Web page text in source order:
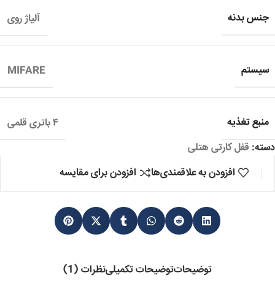
جنس بدنه آلیاژ روی
سیستم MIFARE
منبع تغذیه
۴ باتری قلمی
دسته: قفل کارتی هتلی
افزودن به علاقمندی‌ها
افزودن برای مقایسه
توضیحاتتوضیحات تکمیلینظرات (1)